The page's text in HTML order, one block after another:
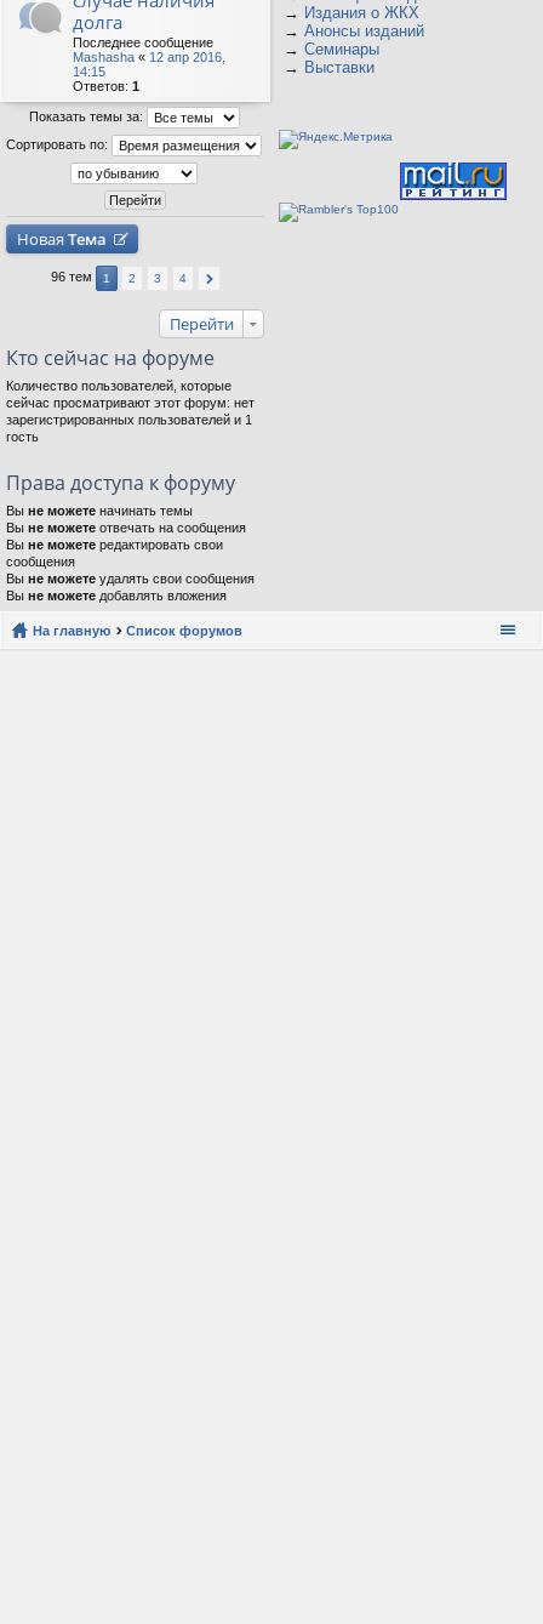
долга
Последнее сообщение
Mashasha « 12 апр 2016,
14:15
Ответов: 1
Показать темы за:
Сортировать по:
Новая Тема
96 тем 1 2 3 4
Перейти
Кто сейчас на форуме
Количество пользователей, которые
сейчас просматривают этот форум: нет
зарегистрированных пользователей и 1
гость
Права доступа к форуму
Вы не можете начинать темы
Вы не можете отвечать на сообщения
Вы не можете редактировать свои
сообщения
Вы не можете удалять свои сообщения
Вы не можете добавлять вложения
→ Издания о ЖКХ
→ Анонсы изданий
→ Семинары
→ Выставки
На главную Список форумов